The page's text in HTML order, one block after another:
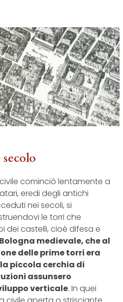
cominciò lentamente a
eredi degli antichi
nei secoli, si
le torri che
dei castelli, cioè difesa e
medievale, che al
delle prime torri era
piccola cerchia di
assunsero
verticale. In quei